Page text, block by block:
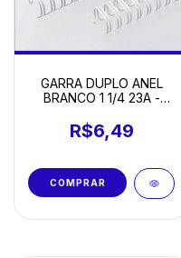
GARRA DUPLO ANEL
BRANCO 1 1/4 23A -
R$6,49